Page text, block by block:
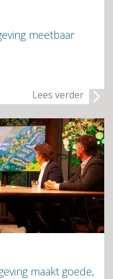
meetbaar
Lees verder
maakt goede,